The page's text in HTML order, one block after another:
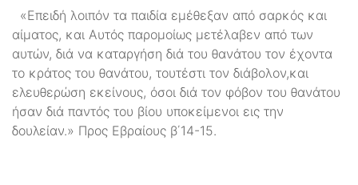
«Επειδή λοιπόν τα παιδία εμέθεξαν από σαρκός και
αίματος, και Αυτός παρομοίως μετέλαβεν από των
αυτών, διά να καταργήση διά του θανάτου τον έχοντα
το κράτος του θανάτου, τουτέστι τον διάβολον,και
ελευθερώση εκείνους, όσοι διά τον φόβον του θανάτου
ήσαν διά παντός του βίου υποκείμενοι εις την
δουλείαν.» Προς Εβραίους β΄14-15.